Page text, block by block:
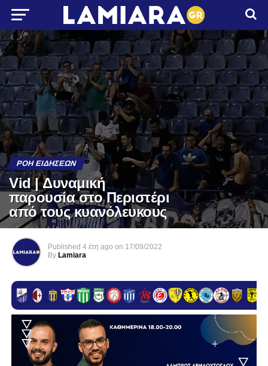
ΡΟΉ ΕΙΔΉΣΕΩΝ
Vid | Δυναμική
παρουσία στο Περιστέρι
από τους κυανόλευκους
Published 4 έτη ago on 17/09/2022
By Lamiara